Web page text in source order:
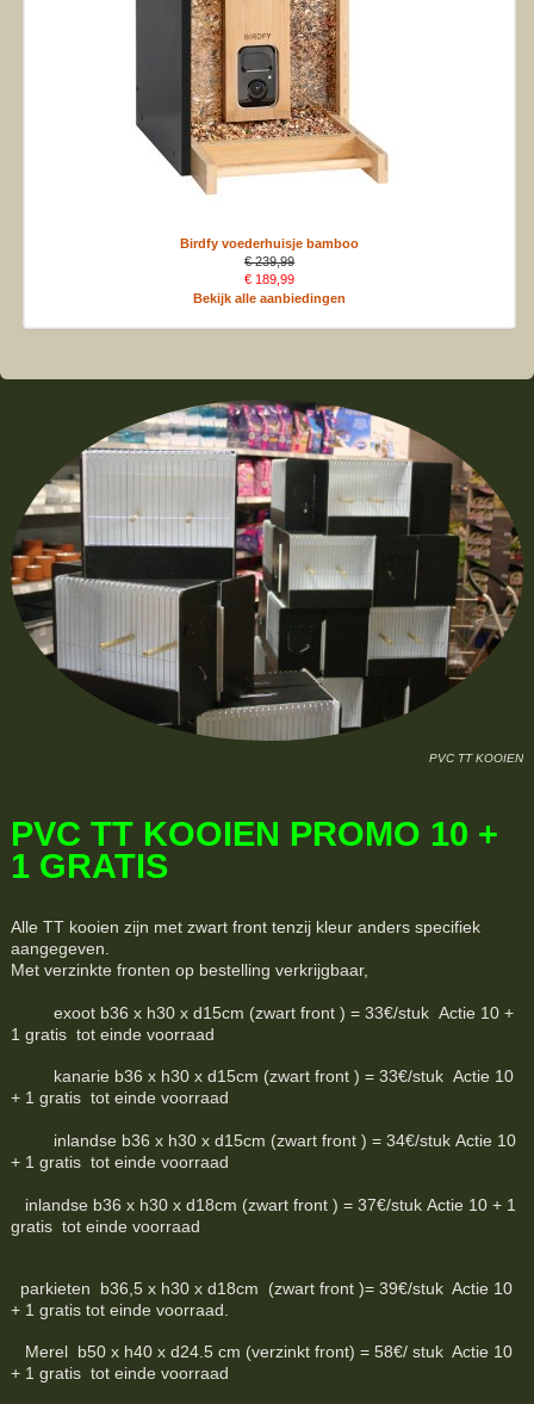
Birdfy voederhuisje bamboo
€ 239,99
€ 189,99
Bekijk alle aanbiedingen
PVC TT KOOIEN
PVC TT KOOIEN PROMO 10 +
1 GRATIS
Alle TT kooien zijn met zwart front tenzij kleur anders specifiek
aangegeven.
Met verzinkte fronten op bestelling verkrijgbaar,
exoot b36 x h30 x d15cm (zwart front ) = 33€/stuk Actie 10 +
1 gratis tot einde voorraad
kanarie b36 x h30 x d15cm (zwart front ) = 33€/stuk Actie 10
+ 1 gratis tot einde voorraad
inlandse b36 x h30 x d15cm (zwart front ) = 34€/stuk Actie 10
+ 1 gratis tot einde voorraad
inlandse b36 x h30 x d18cm (zwart front ) = 37€/stuk Actie 10 + 1
gratis tot einde voorraad
parkieten b36,5 x h30 x d18cm (zwart front )= 39€/stuk Actie 10
+ 1 gratis tot einde voorraad.
Merel b50 x h40 x d24.5 cm (verzinkt front) = 58€/ stuk Actie 10
+ 1 gratis tot einde voorraad